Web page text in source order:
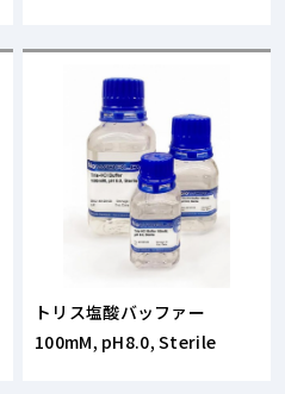
トリス塩酸バッファー
100mM, pH8.0, Sterile